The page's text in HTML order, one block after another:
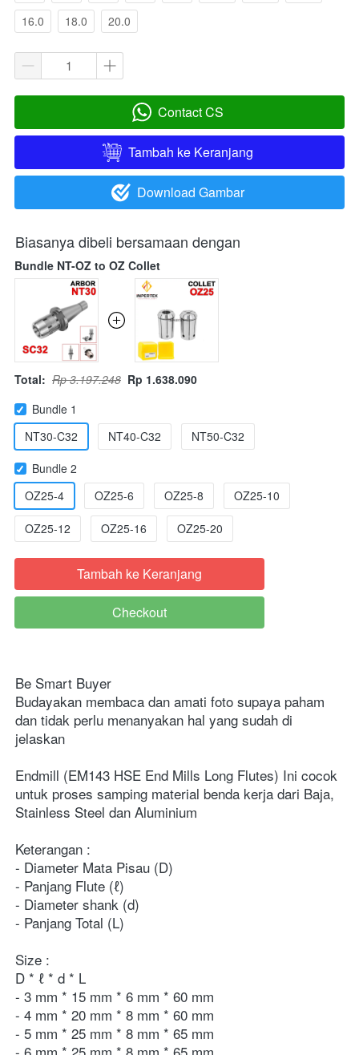
16.0
18.0 20.0
` Contact CS
` Tambah ke Keranjang
` Download Gambar
Biasanya dibeli bersamaan dengan
Bundle NT-OZ to OZ Collet
Total: Rp 3.197.248 Rp 1.638.090
Bundle 1
NT30-C32
NT40-C32
NT50-C32
Bundle 2
OZ25-4
OZ25-6 OZ25-8 OZ25-10
OZ25-12 OZ25-16 OZ25-20
`
Tambah ke Keranjang
`
Checkout
Be Smart Buyer
Budayakan membaca dan amati foto supaya paham
dan tidak perlu menanyakan hal yang sudah di
jelaskan
Endmill (EM143 HSE End Mills Long Flutes) Ini cocok
untuk proses samping material benda kerja dari Baja,
Stainless Steel dan Aluminium
Keterangan :
- Diameter Mata Pisau (D)
- Panjang Flute (ℓ)
- Diameter shank (d)
- Panjang Total (L)
Size :
D * ℓ * d * L
- 3 mm * 15 mm * 6 mm * 60 mm
- 4 mm * 20 mm * 8 mm * 60 mm
- 5 mm * 25 mm * 8 mm * 65 mm